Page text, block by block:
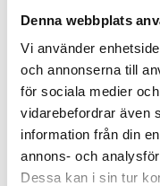
Denna webbplats
Vi använder
och annonserna till
för sociala medier
vidarebefordrar även
information från din
annons- och
Dessa kan i sin tur
för all form av
Det är viktigt
spåret för att
ska vara
Så om du har
viktigt att alla